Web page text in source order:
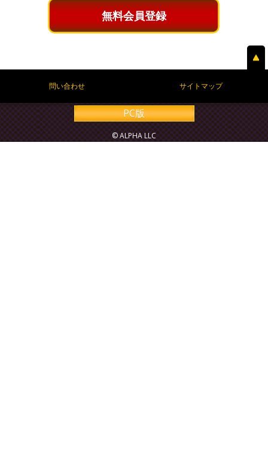
無料会員登録
問い合わせ サイトマップ
PC版
© ALPHA LLC